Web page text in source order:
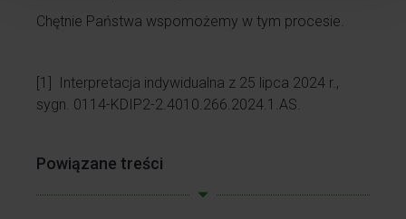
Chętnie Państwa wspomożemy w tym procesie.
[1]
Interpretacja indywidualna z 25 lipca 2024 r.,
sygn. 0114-KDIP2-2.4010.266.2024.1.AS.
Powiązane treści